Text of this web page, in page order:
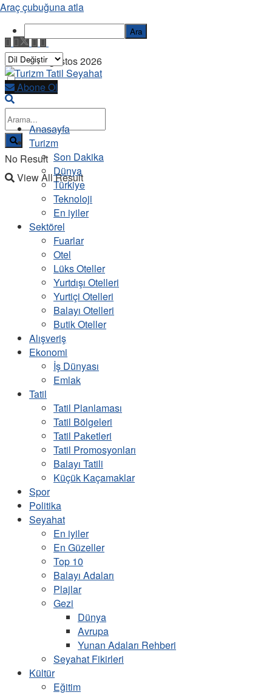
Pazar, 9 Ağustos 2026
No Result
View All Result
Abone Ol
Anasayfa
Turizm
Son Dakika
Dünya
Türkiye
Teknoloji
En iyiler
Sektörel
Fuarlar
Otel
Lüks Oteller
Yurtdışı Otelleri
Yurtiçi Otelleri
Balayı Otelleri
Butik Oteller
Alışveriş
Ekonomi
İş Dünyası
Emlak
Tatil
Tatil Planlaması
Tatil Bölgeleri
Tatil Paketleri
Tatil Promosyonları
Balayı Tatili
Küçük Kaçamaklar
Spor
Politika
Seyahat
En iyiler
En Güzeller
Top 10
Balayı Adaları
Plajlar
Gezi
Dünya
Avrupa
Yunan Adaları Rehberi
Seyahat Fikirleri
Kültür
Eğitim
Araç çubuğuna atla
Ara